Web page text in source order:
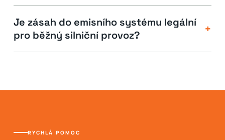
Je zásah do emisního systému legální
pro běžný silniční provoz?
+
RYCHLÁ POMOC